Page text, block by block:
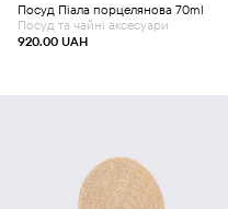
Посуд Піала порцелянова 70ml
920.00 UAH
Посуд та чайні аксесуари